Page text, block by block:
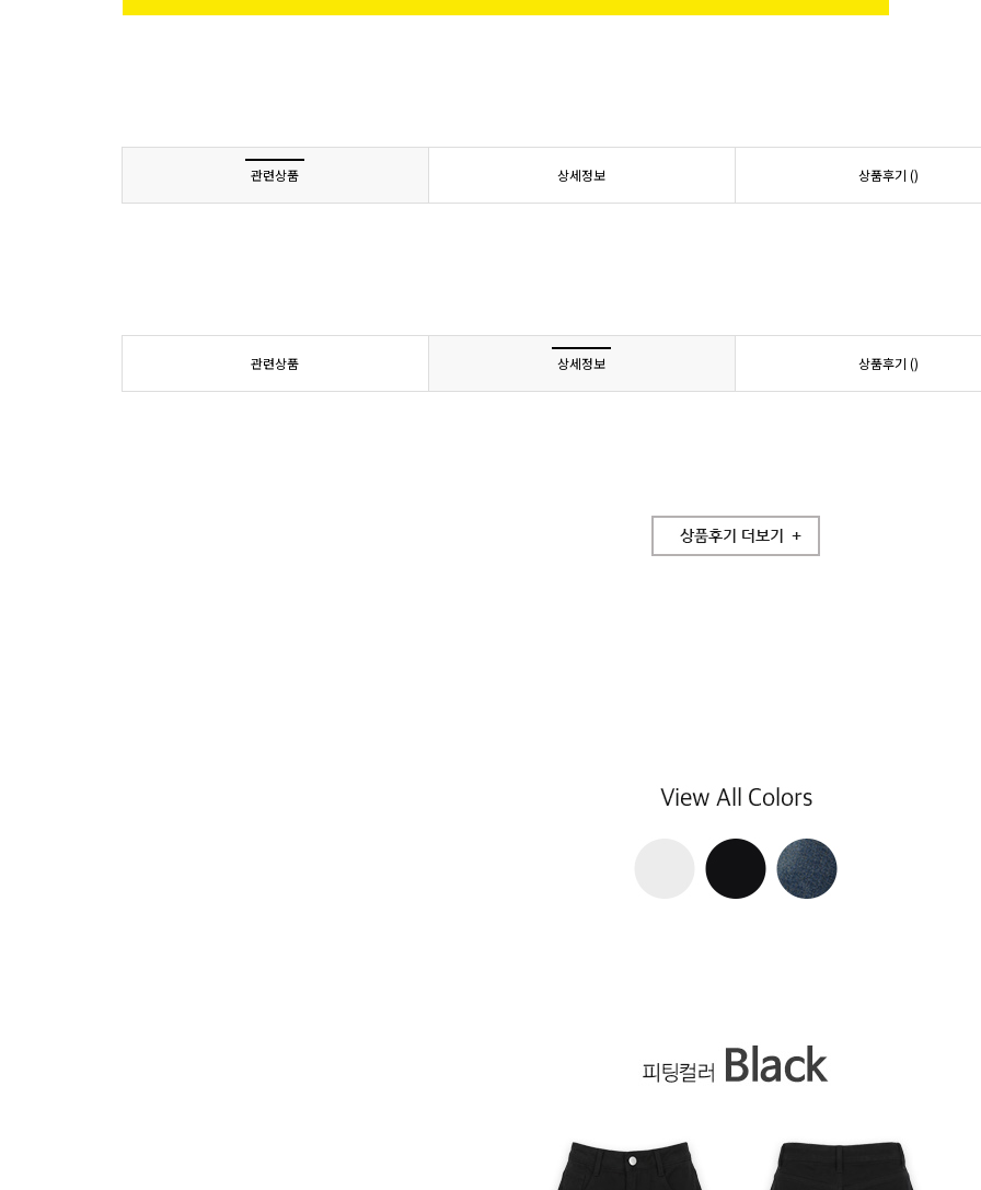
관련상품 상세정보 상품후기 ()
관련상품 상세정보 상품후기 ()